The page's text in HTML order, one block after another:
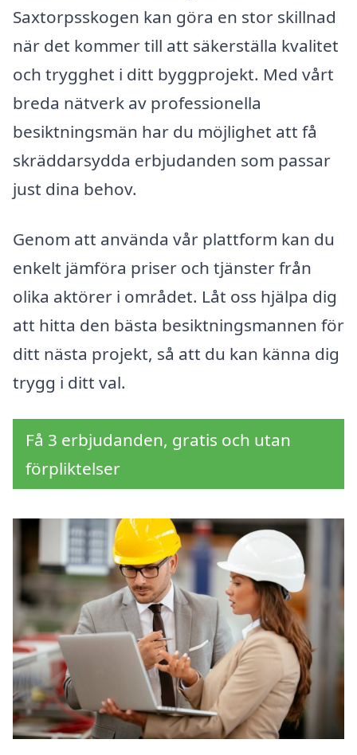
Saxtorpsskogen kan göra en stor skillnad
när det kommer till att säkerställa kvalitet
och trygghet i ditt byggprojekt. Med vårt
breda nätverk av professionella
besiktningsmän har du möjlighet att få
skräddarsydda erbjudanden som passar
just dina behov.
Genom att använda vår plattform kan du
enkelt jämföra priser och tjänster från
olika aktörer i området. Låt oss hjälpa dig
att hitta den bästa besiktningsmannen för
ditt nästa projekt, så att du kan känna dig
trygg i ditt val.
Få 3 erbjudanden, gratis och utan
förpliktelser